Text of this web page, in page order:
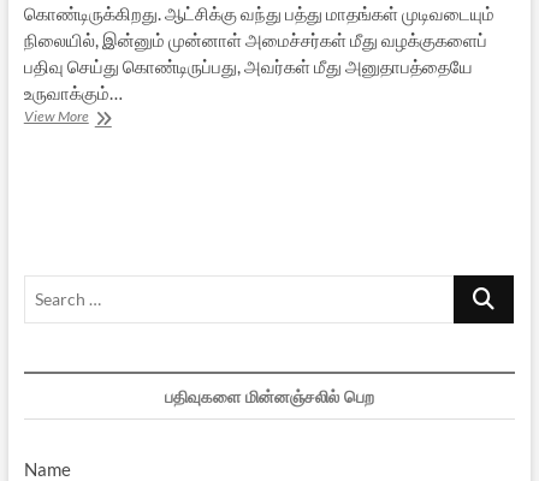
கொண்டிருக்கிறது. ஆட்சிக்கு வந்து பத்து மாதங்கள் முடிவடையும்
நிலையில், இன்னும் முன்னாள் அமைச்சர்கள் மீது வழக்குகளைப்
பதிவு செய்து கொண்டிருப்பது, அவர்கள் மீது அனுதாபத்தையே
உருவாக்கும்…
View Moreமக்களைக்
Search
பதிவுகளை மின்னஞ்சலில் பெற
Name